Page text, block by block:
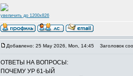
увеличить до 1200x826
Добавлено: 25 May 2026, Mon, 14:45 Заголовок
ОТВЕТЫ НА ВОПРОСЫ:
ПОЧЕМУ УР 61-ЫЙ